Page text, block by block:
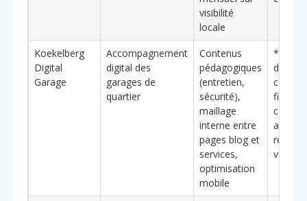
visibilité
locale
Koekelberg
Digital
Garage
Accompagnement
digital des
garages de
quartier
Contenus
pédagogiques
(entretien,
sécurité),
maillage
interne entre
pages blog et
services,
optimisation
mobile
visites